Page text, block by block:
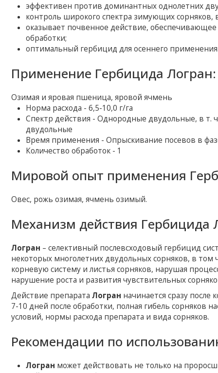
эффективен против доминантных однолетних
контроль широкого спектра зимующих сорняков,
оказывает почвенное действие,
обработки;
оптимальный гербицид для осеннего
Применение Гербицида Логран:
Озимая и яровая пшеница, яровой ячмень
Норма расхода - 6,5-10,0 г/га
Спектр действия - Однородные двудольные, в
двудольные
Время применения - Опрыскивание посевов в
Количество обработок - 1
Мировой опыт применения
Овес, рожь озимая, ячмень озимый.
Механизм действия Гербицида
Логран – селективный послевсходовый гербицид
некоторых многолетних двудольных сорняков, в
корневую систему и листья сорняков, нарушая
нарушение роста и развития чувствительных
Действие препаратаЛогран начинается сразу после
7-10 дней после обработки, полная гибель сорняков
условий, нормы расхода препарата и вида сорняков.
Рекомендации по
Логран может действовать не только на